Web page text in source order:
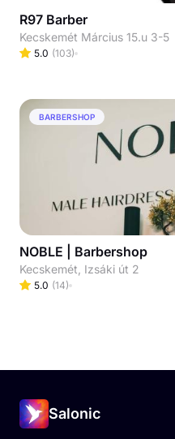
R97 Barber
Kecskemét Március 15.u 3-5
5.0 (103)
BARBERSHOP
NOBLE | Barbershop
Kecskemét, Izsáki út 2
5.0 (14)
Salonic